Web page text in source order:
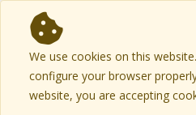
We use cookies on this
configure your browser
website, you are accepting